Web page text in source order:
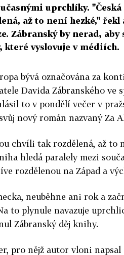
uprchlíky.
až to není hezké," řekl
Zábranský by nerad, aby
které vyslovuje v médiích.
bývá označována za
Davida Zábranského ve
to v pondělí večer v
nový román nazvaný Za
chvíli tak rozdělená, až to
hledá paralely mezi
rozdělenou na Západ a
neuběhne ani rok a
to plynule navazuje
Zábranský děj knihy.
pro nějž autor vloni